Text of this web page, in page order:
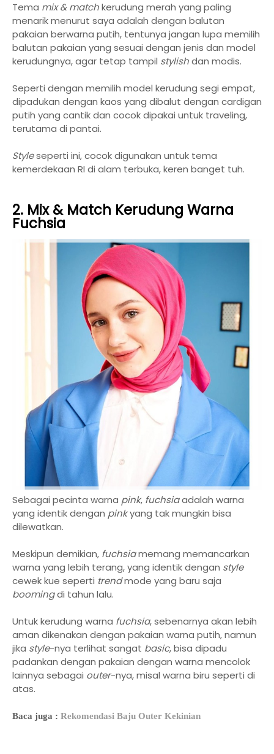
Tema mix & matchkerudung merah yang paling
menarik menurut saya adalah dengan balutan
pakaian berwarna putih, tentunya jangan lupa memilih
balutan pakaian yang sesuai dengan jenis dan model
kerudungnya, agar tetap tampil stylishdan modis.
Seperti dengan memilih model kerudung segi empat,
dipadukan dengan kaos yang dibalut dengan cardigan
putih yang cantik dan cocok dipakai untuk traveling,
terutama di pantai.
Styleseperti ini, cocok digunakan untuk tema
kemerdekaan RI di alam terbuka, keren banget tuh.
2. Mix & Match Kerudung Warna
Fuchsia
Sebagai pecinta warna pink, fuchsiaadalah warna
yang identik dengan pinkyang tak mungkin bisa
dilewatkan.
Meskipun demikian, fuchsiamemang memancarkan
warna yang lebih terang, yang identik dengan style
cewek kue seperti trendmode yang baru saja
boomingdi tahun lalu.
Untuk kerudung warna fuchsia, sebenarnya akan lebih
aman dikenakan dengan pakaian warna putih, namun
jika style-nya terlihat sangat basic, bisa dipadu
padankan dengan pakaian dengan warna mencolok
lainnya sebagai outer-nya, misal warna biru seperti di
atas.
Baca juga : Rekomendasi Baju Outer Kekinian